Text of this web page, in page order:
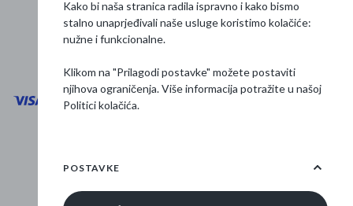
Prati nas
Osnovne informacije
Kako bi naša stranica radila ispravno i kako bismo
stalno unaprjeđivali naše usluge koristimo kolačiće:
nužne i funkcionalne.
Klikom na "Prilagodi postavke" možete postaviti
njihova ograničenja. Više informacija potražite u našoj
Politici kolačića.
POSTAVKE